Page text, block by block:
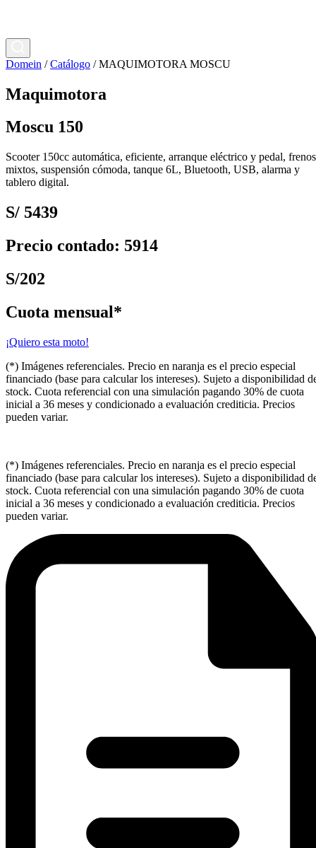
Domein / Catálogo / MAQUIMOTORA MOSCU
Maquimotora
Moscu 150
Scooter 150cc automática, eficiente, arranque eléctrico y pedal, frenos
mixtos, suspensión cómoda, tanque 6L, Bluetooth, USB, alarma y
tablero digital.
S/ 5439
Precio contado: 5914
S/202
Cuota mensual*
¡Quiero esta moto!
(*) Imágenes referenciales. Precio en naranja es el precio especial
financiado (base para calcular los intereses). Sujeto a disponibilidad
stock. Cuota referencial con una simulación pagando 30% de cuota
inicial a 36 meses y condicionado a evaluación crediticia. Precios
pueden variar.
(*) Imágenes referenciales. Precio en naranja es el precio especial
financiado (base para calcular los intereses). Sujeto a disponibilidad
stock. Cuota referencial con una simulación pagando 30% de cuota
inicial a 36 meses y condicionado a evaluación crediticia. Precios
pueden variar.